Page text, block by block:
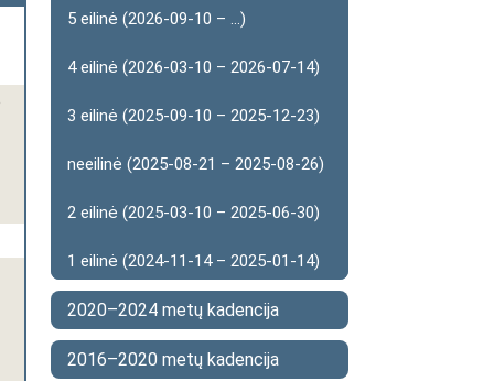
5 eilinė (2026-09-10 – ...)
4 eilinė (2026-03-10 – 2026-07-14)
3 eilinė (2025-09-10 – 2025-12-23)
neeilinė (2025-08-21 – 2025-08-26)
2 eilinė (2025-03-10 – 2025-06-30)
1 eilinė (2024-11-14 – 2025-01-14)
2020–2024 metų kadencija
2016–2020 metų kadencija